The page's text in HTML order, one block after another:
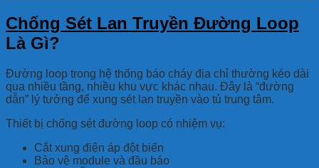
Chống Sét Lan Truyền Đường Loop
Là Gì?
Đường loop trong hệ thống báo cháy địa chỉ thường kéo dài
qua nhiều tầng, nhiều khu vực khác nhau. Đây là “đường
dẫn” lý tưởng để xung sét lan truyền vào tủ trung tâm.
Thiết bị chống sét đường loop có nhiệm vụ:
Cắt xung điện áp đột biến
Bảo vệ module và đầu báo